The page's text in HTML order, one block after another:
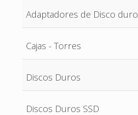
Adaptadores de Disco duro
Cajas - Torres
Discos Duros
Discos Duros SSD